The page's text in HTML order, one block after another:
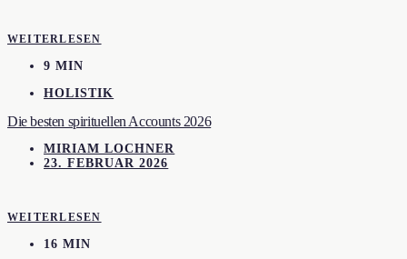
WEITERLESEN
9 MIN
HOLISTIK
Die besten spirituellen Accounts 2026
MIRIAM LOCHNER
23. FEBRUAR 2026
WEITERLESEN
16 MIN